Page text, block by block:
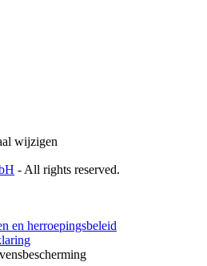
wijzigen
- All rights reserved.
en herroepingsbeleid